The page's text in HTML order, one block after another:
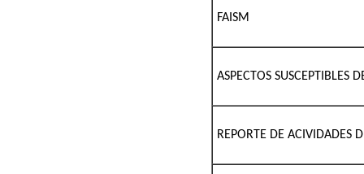
FAISM
ASPECTOS SUSCEPTIBLES
REPORTE DE ACIVIDADES